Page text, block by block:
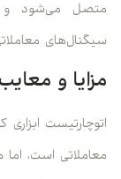
متصل می‌شود و
سیگنال‌های
مزایا و
اتوچارتیست
معاملاتی است، اما